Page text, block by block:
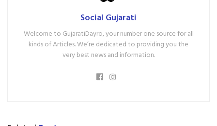
Social Gujarati
Welcome to GujaratiDayro, your number one source for all
kinds of Articles. We’re dedicated to providing you the
very best news and information.